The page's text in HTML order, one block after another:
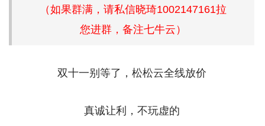
（如果群满，请私信晓琦1002147161拉
您进群，备注七牛云）
双十一别等了，松松云全线放价
真诚让利，不玩虚的